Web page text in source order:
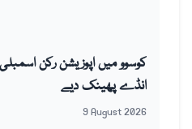
کوسوو میں اپوزیشن رکن اسمبلی
انڈے پھینک دیے
9 August 2026